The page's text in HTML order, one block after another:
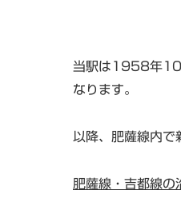
当駅は1958年10
なります。
以降、肥薩線内で
肥薩線・吉都線の